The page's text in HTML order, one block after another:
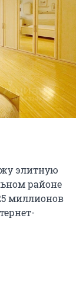
элитную
районе
миллионов